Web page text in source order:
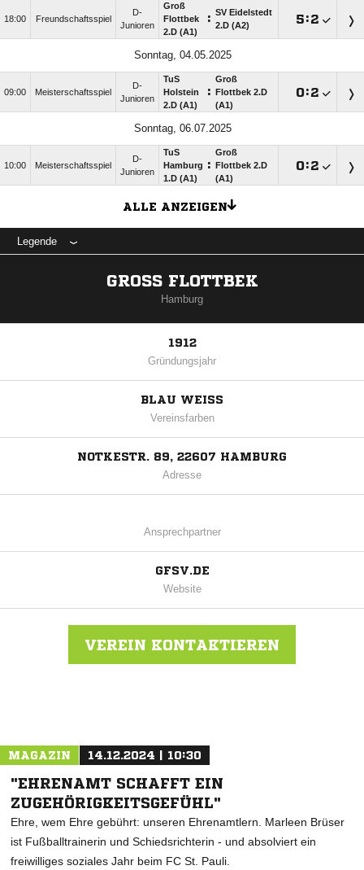
18:00 Freundschaftsspiel
D-
Junioren
Groß
Flottbek
2.D (A1)
: SV Eidelstedt
2.D (A2)
:
Sonntag, 04.05.2025
09:00 Meisterschaftsspiel
D-
Junioren
TuS
Holstein
2.D (A1)
:
Groß
Flottbek 2.D
(A1)
:
Sonntag, 06.07.2025
10:00 Meisterschaftsspiel
D-
Junioren
TuS
Hamburg
1.D (A1)
:
Groß
Flottbek 2.D
(A1)
:
ALLE ANZEIGEN
Legende
GROSS FLOTTBEK
Hamburg
1912
Gründungsjahr
BLAU WEISS
Vereinsfarben
NOTKESTR. 89, 22607 HAMBURG
Adresse
Ansprechpartner
GFSV.DE
Website
VEREIN KONTAKTIEREN
MAGAZIN 14.12.2024 | 10:30
"EHRENAMT SCHAFFT EIN
ZUGEHÖRIGKEITSGEFÜHL"
Ehre, wem Ehre gebührt: unseren Ehrenamtlern. Marleen Brüser
ist Fußballtrainerin und Schiedsrichterin - und absolviert ein
freiwilliges soziales Jahr beim FC St. Pauli.